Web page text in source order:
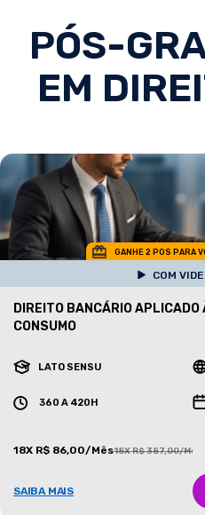
PÓS-
EM
GANHE 2 POS PARA
COM
DIREITO BANCÁRIO APLICADO
CONSUMO
LATO SENSU
360 A 420H
18X R$ 86,00/Mês18X R$ 387,00/Mês
SAIBA MAIS